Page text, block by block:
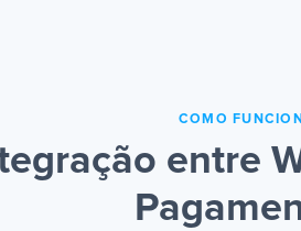
COMO
entre